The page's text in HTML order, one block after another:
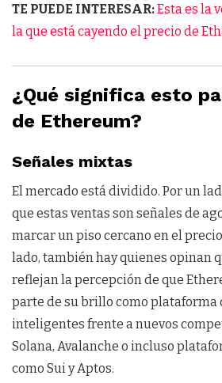
TE PUEDE INTERESAR:Esta es la
la que está cayendo el precio de
¿Qué significa esto
de Ethereum?
Señales mixtas
El mercado está dividido. Por un
que estas ventas son señales de
marcar un piso cercano en el precio
lado, también hay quienes opinan
reflejan la percepción de que
parte de su brillo como plataforma
inteligentes frente a nuevos
Solana, Avalanche o incluso
como Sui y Aptos.